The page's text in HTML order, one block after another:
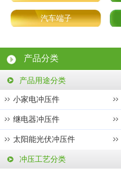
汽车端子
产品分类
产品用途分类
小家电冲压件
继电器冲压件
太阳能光伏冲压件
轻触开关冲压件
冲压工艺分类